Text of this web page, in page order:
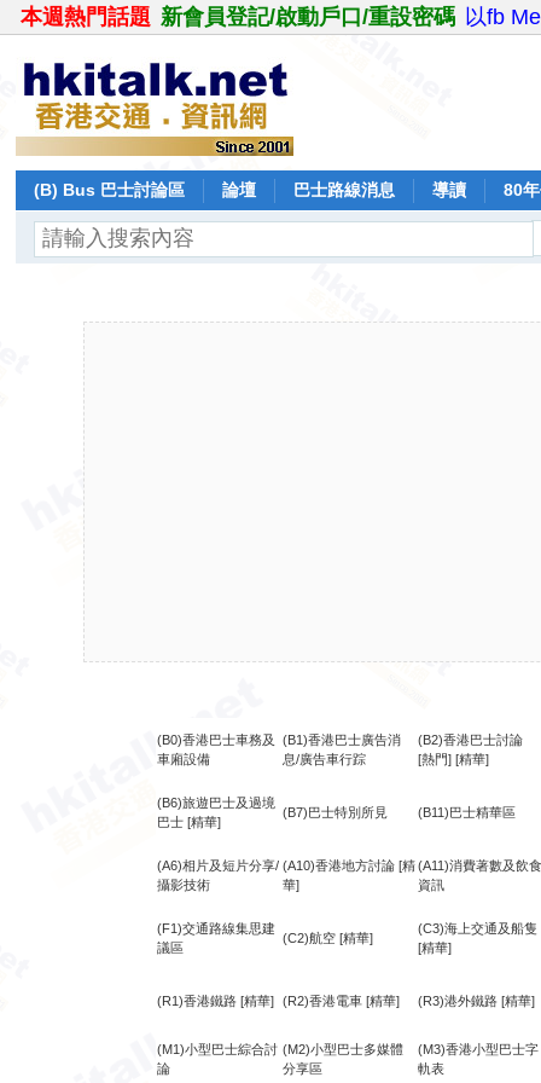
本週熱門話題 新會員登記/啟動戶口/重設密碼 以fb
(B) Bus 巴士討論區 論壇 巴士路線消息 導讀 80
(B0)香港巴士車務及
車廂設備
(B1)香港巴士廣告消
息/廣告車行踪
(B2)香港巴士討論
[熱門] [精華]
(B6)旅遊巴士及過境
巴士 [精華]
(B7)巴士特別所見 (B11)巴士精華區
(A6)相片及短片分享/
攝影技術
(A10)香港地方討論 [精
華]
(A11)消費著數及飲食
資訊
(F1)交通路線集思建
議區
(C2)航空 [精華]
(C3)海上交通及船隻
[精華]
(R1)香港鐵路 [精華] (R2)香港電車 [精華] (R3)港外鐵路 [精華]
(M1)小型巴士綜合討
論
(M2)小型巴士多媒體
分享區
(M3)香港小型巴士字
軌表